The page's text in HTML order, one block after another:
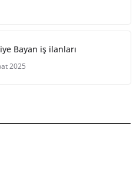
Bayan iş ilanları
2025